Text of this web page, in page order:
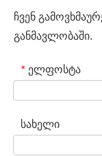
ჩვენ
განმავლობაში.
* ელფოსტა
სახელი